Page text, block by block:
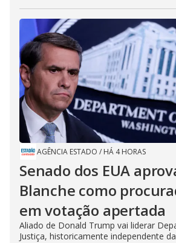
AGÊNCIA ESTADO / HÁ 4 HORAS
Senado dos EUA
Blanche como
em votação apertada
Aliado de Donald Trump vai liderar
Justiça, historicamente independente